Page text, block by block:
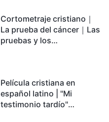
encontrarás refugio?
Cortometraje cristiano｜
La prueba del cáncer｜Las
pruebas y los
Película cristiana en
español latino | "Mi
testimonio tardío"